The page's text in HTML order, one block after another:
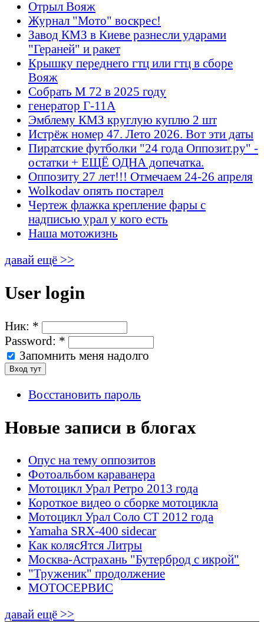
Отрыл Вояж
Журнал "Мото" воскрес!
Завод КМЗ в Киеве разнесли ударами
"Гераней" и ракет
Крышку переднего гтц или гтц в сборе
Вояж
Собрать М 72 в 2025 году
генератор Г-11А
Эмблему КМЗ круглую куплю 2 шт
Истрёж номер 47. Лето 2026. Вот эти даты
Пиратские футболки "24 года Оппозит.ру" -
остатки + ЕЩЁ ОДНА допечатка.
Оппозиту 27 лет!!! Отмечаем 24-26 апреля
Wolkodav опять постарел
Чертеж флажка крепление фары с
надписью урал у кого есть
Наша мотожизнь
давай ещё >>
User login
Ник: *
Password: *
Запомнить меня надолго
Восстановить пароль
Новые записи в блогах
Опус на тему оппозитов
Фотоальбом караванера
Мотоцикл Урал Ретро 2013 года
Короткое видео о сборке мотоцикла
Мотоцикл Урал Соло СТ 2012 года
Yamaha SRX-400 sidecar
Как колясЯтся Литры
Москва-Астрахань "Бутерброд с икрой"
"Труженик" продолжение
МОТОСЕРВИС
давай ещё >>